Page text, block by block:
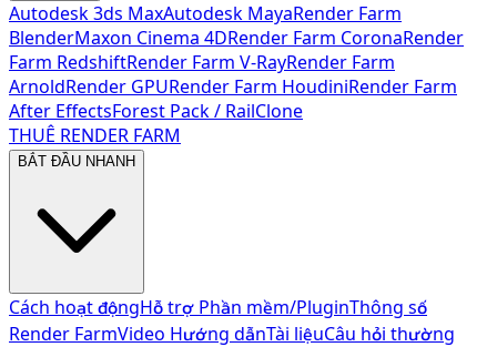
Autodesk 3ds MaxAutodesk MayaRender Farm
BlenderMaxon Cinema 4DRender Farm CoronaRender
Farm RedshiftRender Farm V-RayRender Farm
ArnoldRender GPURender Farm HoudiniRender Farm
After EffectsForest Pack / RailClone
THUÊ RENDER FARM
BẮT ĐẦU NHANH
Cách hoạt độngHỗ trợ Phần mềm/PluginThông số
Render FarmVideo Hướng dẫnTài liệuCâu hỏi thường